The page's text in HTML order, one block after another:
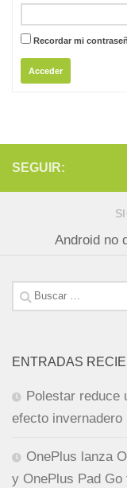
Recordar mi
Acceder
SEGUIR:
Android no
Buscar:
ENTRADAS
Polestar reduce
efecto invernadero
OnePlus lanza
y OnePlus Pad Go